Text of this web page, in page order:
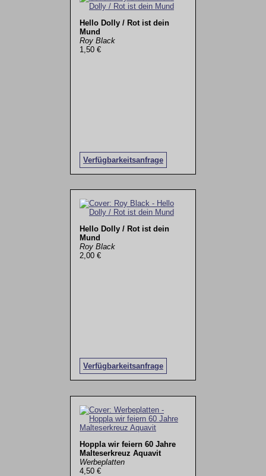
Hello Dolly / Rot ist dein
Mund
Roy Black
1,50 €
Verfügbarkeitsanfrage
Hello Dolly / Rot ist dein
Mund
Roy Black
2,00 €
Verfügbarkeitsanfrage
Hoppla wir feiern 60 Jahre
Malteserkreuz Aquavit
Werbeplatten
4,50 €